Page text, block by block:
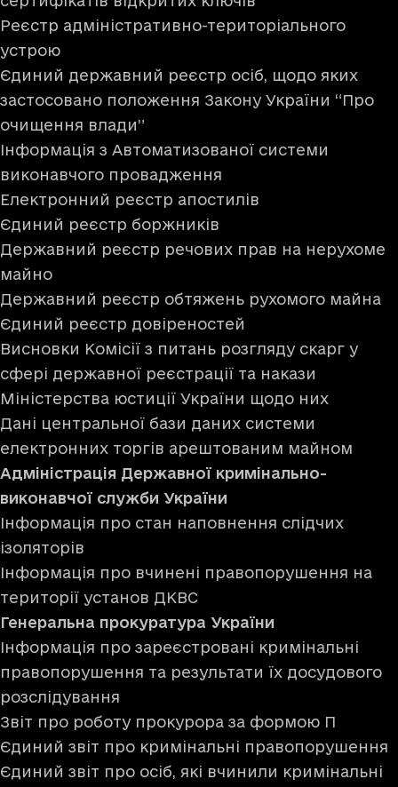
Реєстр адміністративно-територіального
устрою
Єдиний державний реєстр осіб, щодо яких
застосовано положення Закону України “Про
очищення влади”
Інформація з Автоматизованої системи
виконавчого провадження
Електронний реєстр апостилів
Єдиний реєстр боржників
Державний реєстр речових прав на нерухоме
майно
Державний реєстр обтяжень рухомого майна
Єдиний реєстр довіреностей
Висновки Комісії з питань розгляду скарг у
сфері державної реєстрації та накази
Міністерства юстиції України щодо них
Дані центральної бази даних системи
електронних торгів арештованим майном
Адміністрація Державної кримінально-
виконавчої служби України
Інформація про стан наповнення слідчих
ізоляторів
Інформація про вчинені правопорушення на
території установ ДКВС
Генеральна прокуратура України
Інформація про зареєстровані кримінальні
правопорушення та результати їх досудового
розслідування
Звіт про роботу прокурора за формою П
Єдиний звіт про кримінальні правопорушення
Єдиний звіт про осіб, які вчинили кримінальні